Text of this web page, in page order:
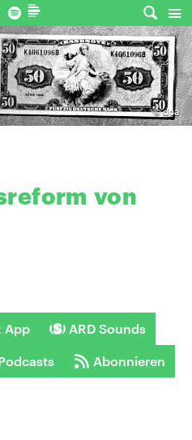
©dpa
von
App ARD Sounds
Abonnieren